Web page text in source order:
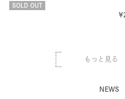
SOLD OUT
¥
もっと見る
NEWS